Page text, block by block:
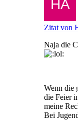
Zitat von
Naja die
Wenn die
die Feier
meine
Bei